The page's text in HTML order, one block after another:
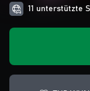
11 unterstützte